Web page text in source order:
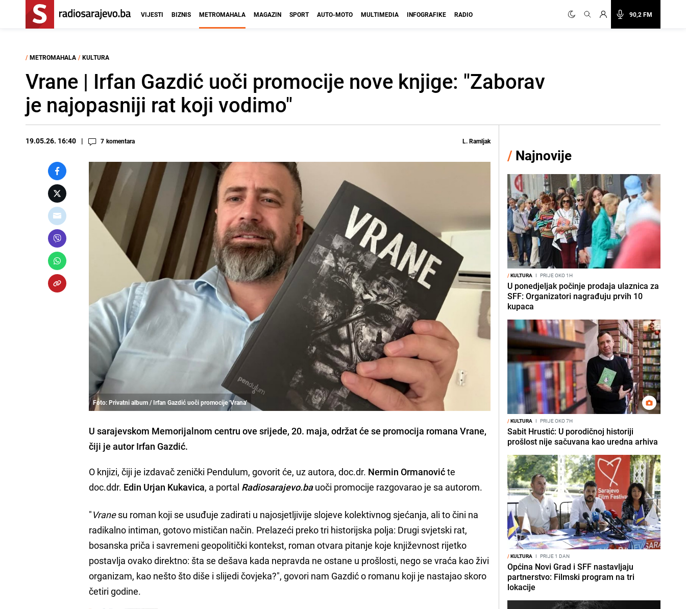
90,2 FM
VIJESTI BIZNIS METROMAHALA MAGAZIN SPORT AUTO-MOTO MULTIMEDIA INFOGRAFIKE RADIO
/ METROMAHALA / KULTURA
Vrane | Irfan Gazdić uoči promocije nove knjige: "Zaborav
je najopasniji rat koji vodimo"
19.05.26. 16:40 7 komentara L. Ramljak
Foto: Privatni album / Irfan Gazdić uoči promocije 'Vrana'
U sarajevskom Memorijalnom centru ove srijede, 20. maja, održat će se promocija romana Vrane,
čiji je autor Irfan Gazdić.
O knjizi, čiji je izdavač zenički Pendulum, govorit će, uz autora, doc.dr. Nermin Ormanovićte
doc.ddr. Edin Urjan Kukavica, a portal Radiosarajevo.bauoči promocije razgovarao je sa autorom.
"Vranesu roman koji se usuđuje zadirati u najosjetljivije slojeve kolektivnog sjećanja, ali to čini na
radikalno intiman, gotovo mističan način. Prelazeći preko tri historijska polja: Drugi svjetski rat,
bosanska priča i savremeni geopolitički kontekst, roman otvara pitanje koje književnost rijetko
postavlja ovako direktno: šta se dešava kada nepravda ne ostane u prošlosti, nego se vraća kao živi
organizam, kao nešto što diše i slijedi čovjeka?", govori nam Gazdić o romanu koji je nastajao skoro
četiri godine.
/ Najnovije
/KULTURA I PRIJE OKO 1H
U ponedjeljak počinje prodaja ulaznica za
SFF: Organizatori nagrađuju prvih 10
kupaca
/KULTURA I PRIJE OKO 7H
Sabit Hrustić: U porodičnoj historiji
prošlost nije sačuvana kao uredna arhiva
/KULTURA I PRIJE 1 DAN
Općina Novi Grad i SFF nastavljaju
partnerstvo: Filmski program na tri
lokacije